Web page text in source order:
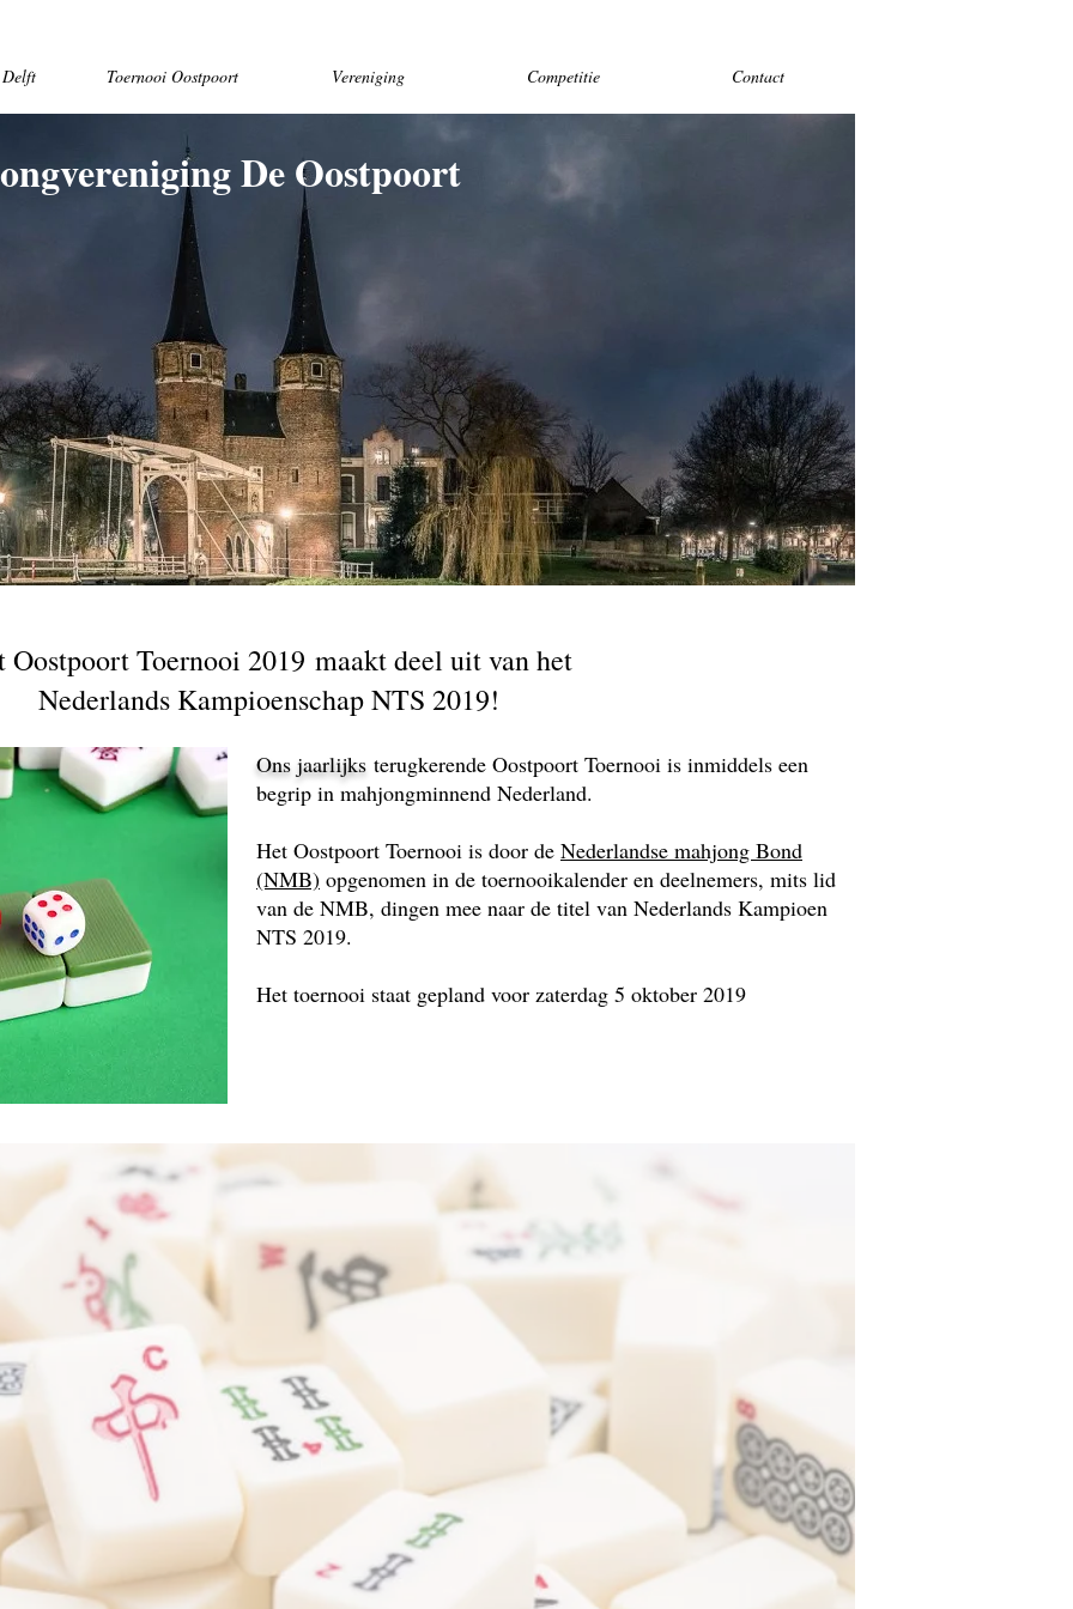
Toernooi Oostpoort Vereniging Competitie Contact
De Oostpoort
Oostpoort Toernooi 2019 maakt deel uit van het
Nederlands Kampioenschap NTS 2019!
Ons jaarlijks terugkerende Oostpoort Toernooi is inmiddels een
begrip in mahjongminnend Nederland.
Het Oostpoort Toernooi is door de Nederlandse mahjong Bond
(NMB) opgenomen in de toernooikalender en deelnemers, mits lid
van de NMB, dingen mee naar de titel van Nederlands Kampioen
NTS 2019.
Het toernooi staat gepland voor zaterdag 5 oktober 2019